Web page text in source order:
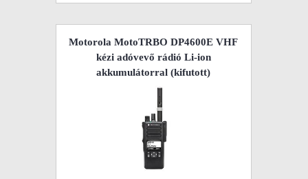
Motorola MotoTRBO DP4600E VHF
kézi adóvevő rádió Li-ion
akkumulátorral (kifutott)